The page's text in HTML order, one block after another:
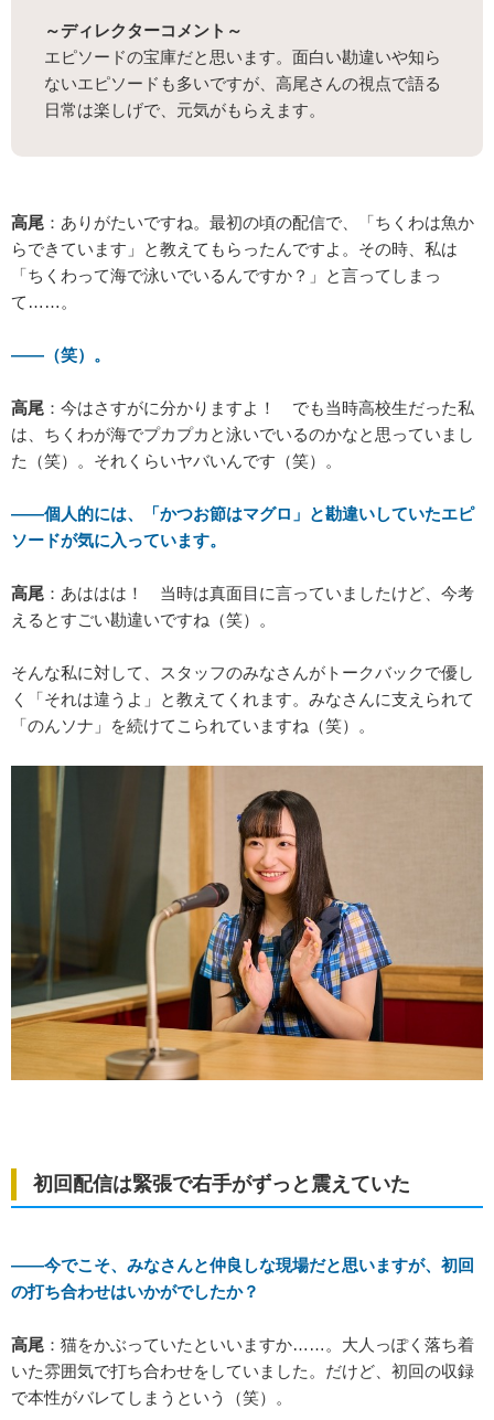
～ディレクターコメント～
エピソードの宝庫だと思います。面白い勘違いや知ら
ないエピソードも多いですが、高尾さんの視点で語る
日常は楽しげで、元気がもらえます。
高尾 ：ありがたいですね。最初の頃の配信で、「ちくわは魚か
らできています」と教えてもらったんですよ。その時、私は
「ちくわって海で泳いでいるんですか？」と言ってしまっ
て……。
――（笑）。
高尾 ：今はさすがに分かりますよ！ でも当時高校生だった私
は、ちくわが海でプカプカと泳いでいるのかなと思っていまし
た（笑）。それくらいヤバいんです（笑）。
――個人的には、「かつお節はマグロ」と勘違いしていたエピ
ソードが気に入っています。
高尾 ：あははは！ 当時は真面目に言っていましたけど、今考
えるとすごい勘違いですね（笑）。
そんな私に対して、スタッフのみなさんがトークバックで優し
く「それは違うよ」と教えてくれます。みなさんに支えられて
「のんソナ」を続けてこられていますね（笑）。
初回配信は緊張で右手がずっと震えていた
――今でこそ、みなさんと仲良しな現場だと思いますが、初回
の打ち合わせはいかがでしたか？
高尾 ：猫をかぶっていたといいますか……。大人っぽく落ち着
いた雰囲気で打ち合わせをしていました。だけど、初回の収録
で本性がバレてしまうという（笑）。